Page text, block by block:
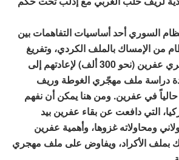
السوري أحد أساسيات التفاهمات بين
من الإمساك بالملف الكردي، وتفريغ
شرق الفرات من مهجري عفرين (نحو 300 ألف) لإعادتهم إلى
دراسة ملف مهجّري الغوطة وريف
في عفرين. ومن هنا يمكن أن نفهم
التي دافعت عن بقاء عفرين بيد
ومحاولاته غزوها، وأهمية عفرين
بملف الأكراد، ويفاوض على ملف مهجري